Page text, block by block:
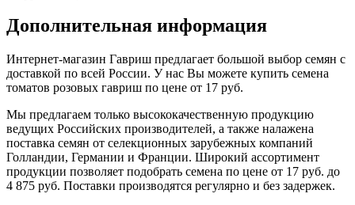
Дополнительная информация
Интернет-магазин Гавриш предлагает большой выбор семян с
доставкой по всей России. У нас Вы можете купить семена
томатов розовых гавриш по цене от 17 руб.
Мы предлагаем только высококачественную продукцию
ведущих Российских производителей, а также налажена
поставка семян от селекционных зарубежных компаний
Голландии, Германии и Франции. Широкий ассортимент
продукции позволяет подобрать семена по цене от 17 руб. до
4 875 руб. Поставки производятся регулярно и без задержек.